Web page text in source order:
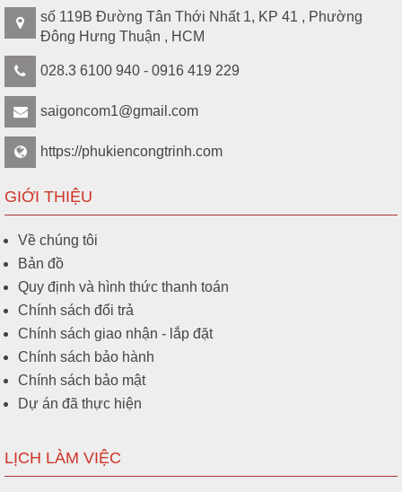
số 119B Đường Tân Thới Nhất 1, KP 41 , Phường
Đông Hưng Thuận , HCM
028.3 6100 940 - 0916 419 229
saigoncom1@gmail.com
https://phukiencongtrinh.com
GIỚI THIỆU
Về chúng tôi
Bản đồ
Quy định và hình thức thanh toán
Chính sách đổi trả
Chính sách giao nhận - lắp đặt
Chính sách bảo hành
Chính sách bảo mật
Dự án đã thực hiện
LỊCH LÀM VIỆC